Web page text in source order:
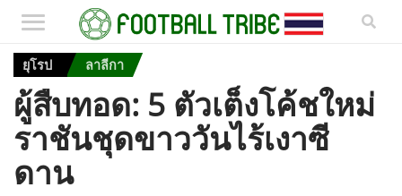
ยุโรป ลาลีกา
ผู้สืบทอด: 5 ตัวเต็งโค้ชใหม่
ราชันชุดขาววันไร้เงาซี
ดาน